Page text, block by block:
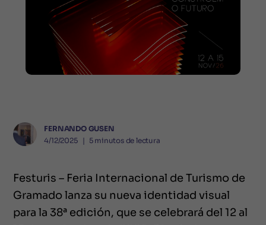
FERNANDO GUSEN
4/12/2025
❘ 5 minutos de lectura
Festuris – Feria Internacional de Turismo de
Gramado lanza su nueva identidad visual
para la 38ª edición, que se celebrará del 12 al